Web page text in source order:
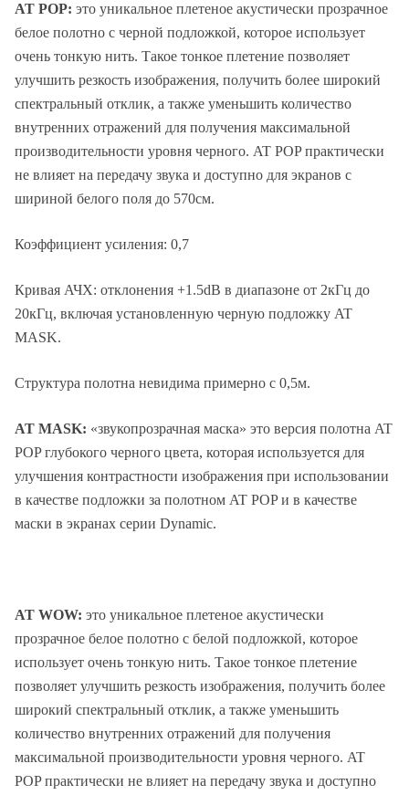
AT POP: это уникальное плетеное акустически прозрачное
белое полотно с черной подложкой, которое использует
очень тонкую нить. Такое тонкое плетение позволяет
улучшить резкость изображения, получить более широкий
спектральный отклик, а также уменьшить количество
внутренних отражений для получения максимальной
производительности уровня черного. AT POP практически
не влияет на передачу звука и доступно для экранов с
шириной белого поля до 570см.
Коэффициент усиления: 0,7
Кривая АЧХ: отклонения +1.5dB в диапазоне от 2кГц до
20кГц, включая установленную черную подложку AT
MASK.
Структура полотна невидима примерно с 0,5м.
AT MASK: «звукопрозрачная маска» это версия полотна AT
POP глубокого черного цвета, которая используется для
улучшения контрастности изображения при использовании
в качестве подложки за полотном AT POP и в качестве
маски в экранах серии Dynamic.
AT WOW: это уникальное плетеное акустически
прозрачное белое полотно с белой подложкой, которое
использует очень тонкую нить. Такое тонкое плетение
позволяет улучшить резкость изображения, получить более
широкий спектральный отклик, а также уменьшить
количество внутренних отражений для получения
максимальной производительности уровня черного. AT
POP практически не влияет на передачу звука и доступно